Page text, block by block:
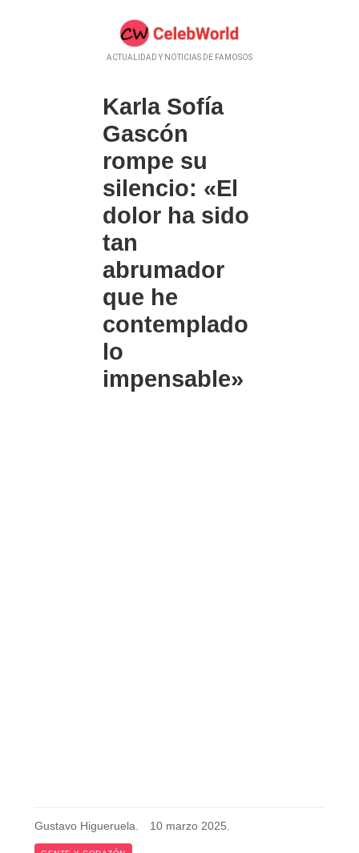
ACTUALIDAD Y NOTICIAS DE FAMOSOS
Karla Sofía
Gascón
rompe su
silencio: «El
dolor ha sido
tan
abrumador
que he
contemplado
lo
impensable»
Gustavo Higueruela 10 marzo 2025